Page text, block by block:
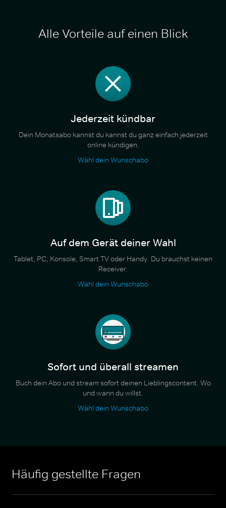
Alle Vorteile auf einen Blick
Jederzeit kündbar
Dein Monatsabo kannst du kannst du ganz einfach jederzeit
online kündigen.
Wähl dein Wunschabo
Auf dem Gerät deiner Wahl
Tablet, PC, Konsole, Smart TV oder Handy. Du brauchst keinen
Receiver.
Wähl dein Wunschabo
Sofort und überall streamen
Buch dein Abo und stream sofort deinen Lieblingscontent. Wo
und wann du willst.
Wähl dein Wunschabo
Häufig gestellte Fragen